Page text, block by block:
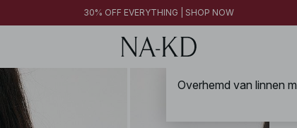
30% OFF EVERYTHING | SHOP NOW